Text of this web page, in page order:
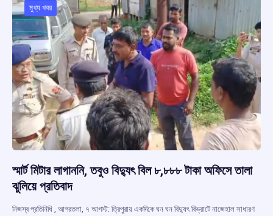
মুখ্য খবর
স্মার্ট মিটার লাগাননি, তবুও বিদ্যুৎ বিল ৮,৮৮৮ টাকা অফিসে তালা
ঝুলিয়ে প্রতিবাদ
নিজস্ব প্রতিনিধি , আগরতলা, ৭ আগস্ট: ত্রিপুরায় একদিকে ঘন ঘন বিদ্যুৎ বিভ্রাটে নাজেহাল সাধারণ